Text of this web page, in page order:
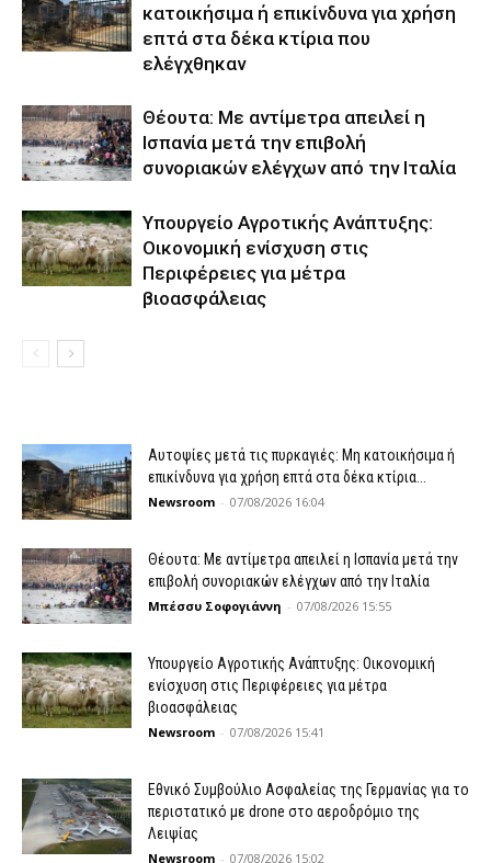
κατοικήσιμα ή επικίνδυνα για χρήση
επτά στα δέκα κτίρια που
ελέγχθηκαν
Θέουτα: Με αντίμετρα απειλεί η
Ισπανία μετά την επιβολή
συνοριακών ελέγχων από την Ιταλία
Υπουργείο Αγροτικής Ανάπτυξης:
Οικονομική ενίσχυση στις
Περιφέρειες για μέτρα
βιοασφάλειας
Αυτοψίες μετά τις πυρκαγιές: Μη κατοικήσιμα ή
επικίνδυνα για χρήση επτά στα δέκα κτίρια...
Newsroom - 07/08/2026 16:04
Θέουτα: Με αντίμετρα απειλεί η Ισπανία μετά την
επιβολή συνοριακών ελέγχων από την Ιταλία
Μπέσσυ Σοφογιάννη - 07/08/2026 15:55
Υπουργείο Αγροτικής Ανάπτυξης: Οικονομική
ενίσχυση στις Περιφέρειες για μέτρα
βιοασφάλειας
Newsroom - 07/08/2026 15:41
Εθνικό Συμβούλιο Ασφαλείας της Γερμανίας για το
περιστατικό με drone στο αεροδρόμιο της
Λειψίας
Newsroom - 07/08/2026 15:02